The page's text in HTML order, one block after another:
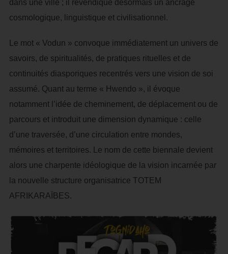
dans une ville ; il revendique désormais un ancrage
cosmologique, linguistique et civilisationnel.
Le mot « Vodun » convoque immédiatement un univers de
savoirs, de spiritualités, de pratiques rituelles et de
continuités diasporiques recentrés vers une vision de soi
assumé. Quant au terme « Hwendo », il évoque
notamment l’idée de cheminement, de déplacement ou de
parcours et introduit une dimension dynamique : celle
d’une traversée, d’une circulation entre mondes,
mémoires et territoires. Le nom de cette biennale devient
alors une charpente idéologique de la vision incarnée par
la nouvelle structure organisatrice TOTEM
AFRIKARAÏBES.